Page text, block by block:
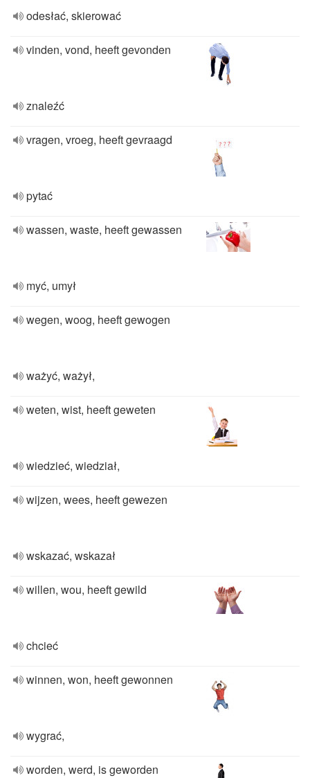
odesłać, skierować
vinden, vond, heeft gevonden
znaleźć
vragen, vroeg, heeft gevraagd
pytać
wassen, waste, heeft gewassen
myć, umył
wegen, woog, heeft gewogen
ważyć, ważył,
weten, wist, heeft geweten
wiedzieć, wiedział,
wijzen, wees, heeft gewezen
wskazać, wskazał
willen, wou, heeft gewild
chcieć
winnen, won, heeft gewonnen
wygrać,
worden, werd, is geworden